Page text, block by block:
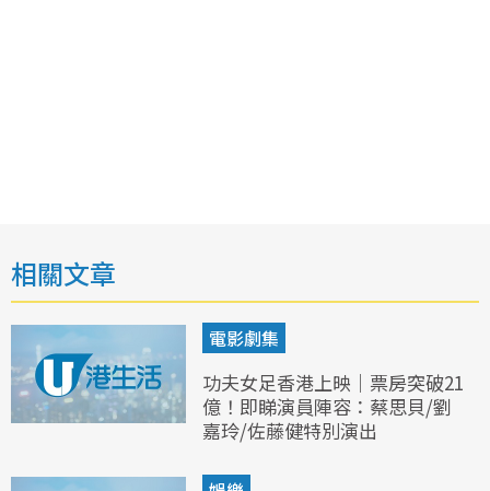
相關文章
電影劇集
功夫女足香港上映｜票房突破21
億！即睇演員陣容：蔡思貝/劉
嘉玲/佐藤健特別演出